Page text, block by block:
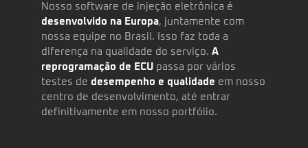
Nosso software de injeção eletrônica é
desenvolvido na Europa, juntamente com
nossa equipe no Brasil. Isso faz toda a
diferença na qualidade do serviço. A
reprogramação de ECU passa por vários
testes de desempenho e qualidade em nosso
centro de desenvolvimento, até entrar
definitivamente em nosso portfólio.